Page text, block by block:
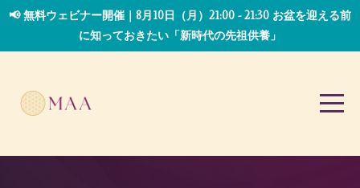
📢 無料ウェビナー開催｜8月10日（月）21:00 - 21:30 お盆を迎える前
に知っておきたい「新時代の先祖供養」